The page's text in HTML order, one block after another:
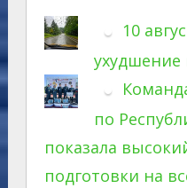
10
ухудшение
по
показала
подготовки на